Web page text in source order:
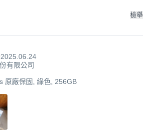
檢舉
2025.06.24
有限公司
原廠保固, 綠色, 256GB